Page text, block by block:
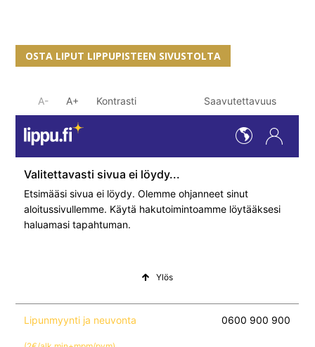
OSTA LIPUT LIPPUPISTEEN SIVUSTOLTA